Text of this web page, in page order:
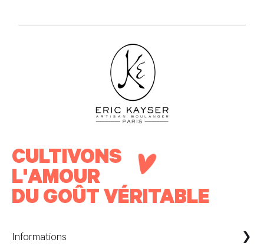
CULTIVONS
L'AMOUR
DU GOÛT VÉRITABLE
Informations